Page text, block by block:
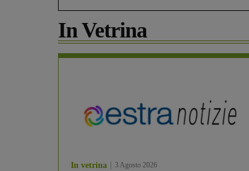
In Vetrina
In vetrina 3 Agosto 2026